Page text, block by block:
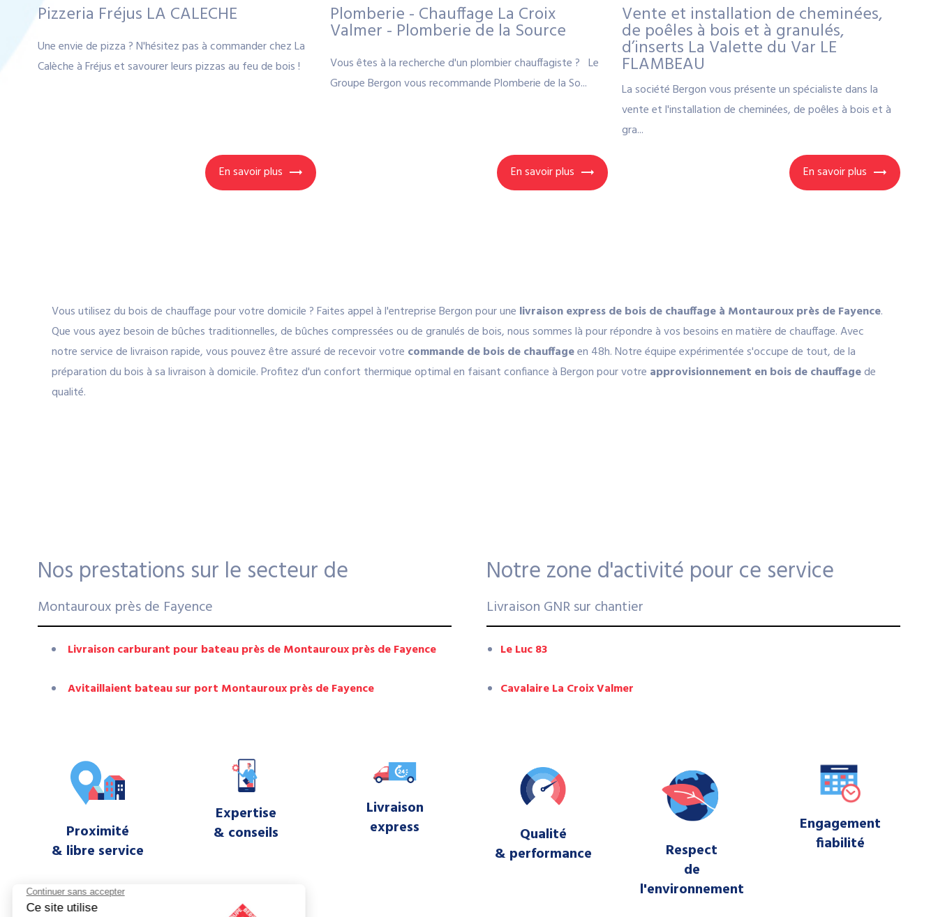
Pizzeria Fréjus LA CALECHE
Une envie de pizza ? N'hésitez pas à commander chez La
Calèche à Fréjus et savourer leurs pizzas au feu de bois !
En savoir plus
Plomberie - Chauffage La Croix
Valmer - Plomberie de la Source
Vous êtes à la recherche d'un plombier chauffagiste ? Le
Groupe Bergon vous recommande Plomberie de la So...
En savoir plus
Vente et installation de cheminées,
de poêles à bois et à granulés,
d’inserts La Valette du Var LE
FLAMBEAU
La société Bergon vous présente un spécialiste dans la
vente et l'installation de cheminées, de poêles à bois et à
gra...
En savoir plus
Vous utilisez du bois de chauffage pour votre domicile ? Faites appel à l'entreprise Bergon pour une livraison express de bois de chauffage à Montauroux près de Fayence.
Que vous ayez besoin de bûches traditionnelles, de bûches compressées ou de granulés de bois, nous sommes là pour répondre à vos besoins en matière de chauffage. Avec
notre service de livraison rapide, vous pouvez être assuré de recevoir votre commande de bois de chauffageen 48h. Notre équipe expérimentée s'occupe de tout, de la
préparation du bois à sa livraison à domicile. Profitez d'un confort thermique optimal en faisant confiance à Bergon pour votre approvisionnement en bois de chauffagede
qualité.
Nos prestations sur le secteur de
Montauroux près de Fayence
Livraison carburant pour bateau près de Montauroux près de Fayence
Avitaillaient bateau sur port Montauroux près de Fayence
Notre zone d'activité pour ce service
Livraison GNR sur chantier
Le Luc 83
Cavalaire La Croix Valmer
Proximité
& libre service
Expertise
& conseils
Livraison
express
Qualité
& performance
Respect
de
l'environnement
Engagement
fiabilité